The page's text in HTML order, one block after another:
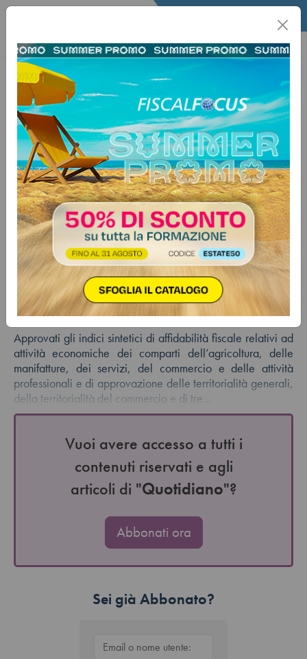
Home Quotidiano Il Quotidiano Articoli Fisco
19 aprile 2025
Categorie: Isa > Varie
ISA 2025, pubblicato il decreto in
Gazzetta Ufficiale
Approvazione e modalità di
applicazione degli Indici Sintetici di
Affidabilità Fiscale per il periodo
d'imposta 2024
Autore:Luciana Giampà
Approvati gli indici sintetici di affidabilità fiscale relativi ad
attività economiche dei comparti dell’agricoltura, delle
manifatture, dei servizi, del commercio e delle attività
professionali e di approvazione delle territorialità generali,
della territorialità del commercio e di tre…
Vuoi avere accesso a tutti i
contenuti riservati e agli
articoli di "Quotidiano"?
Abbonati ora
Sei già Abbonato?